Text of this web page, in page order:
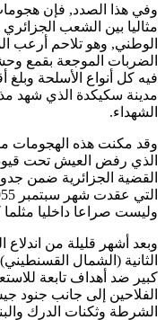
مثاليا بين الشعب
الوطني, وهو تلاحم أرعب
الضربات الموجعة بقمع
فيه كل أنواع الأسلحة
مدينة سكيكدة الذي شهد
الشهداء.
وقد مكنت هذه الهجومات
الذي رفض العيش تحت
القضية الجزائرية ضمن
وليست صراعا داخليا
وبعد أشهر قليلة من اندلاع
الثانية (الشمال
كبير ضد أهداف تابعة
الفلاحين إلى جانب جنود
الشرطة وثكنات الدرك